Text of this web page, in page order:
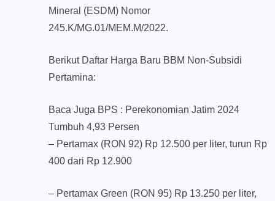
Mineral (ESDM) Nomor
245.K/MG.01/MEM.M/2022.
Berikut Daftar Harga Baru BBM Non-Subsidi
Pertamina:
Baca Juga BPS : Perekonomian Jatim 2024
Tumbuh 4,93 Persen
– Pertamax (RON 92) Rp 12.500 per liter, turun Rp
400 dari Rp 12.900
– Pertamax Green (RON 95) Rp 13.250 per liter,